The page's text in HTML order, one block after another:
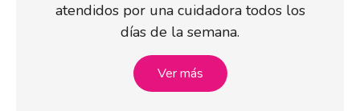
atendidos por una cuidadora todos los
días de la semana.
Ver más